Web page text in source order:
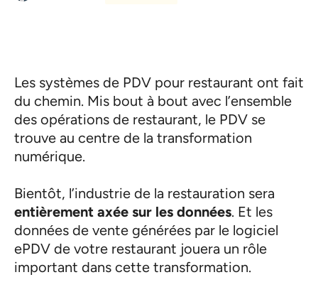
Les systèmes de PDV pour restaurant ont fait
du chemin. Mis bout à bout avec l’ensemble
des opérations de restaurant, le PDV se
trouve au centre de la transformation
numérique.
Bientôt, l’industrie de la restauration sera
entièrement axée sur les données. Et les
données de vente générées par le logiciel
ePDV de votre restaurant jouera un rôle
important dans cette transformation.